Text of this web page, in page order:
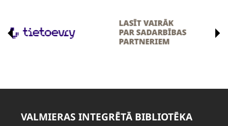
VALMIERAS INTEGRĒTĀ BIBLIOTĒKA